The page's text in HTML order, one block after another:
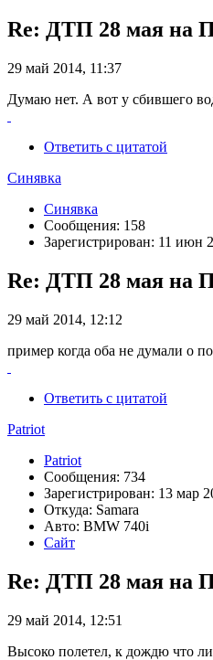
Re: ДТП 28 мая на
29 май 2014, 11:37
Думаю нет. А вот у сбившего
Ответить с цитатой
Синявка
Синявка
Сообщения: 158
Зарегистрирован: 11 июн
Re: ДТП 28 мая на
29 май 2014, 12:12
пример когда оба не думали о
Ответить с цитатой
Patriot
Patriot
Сообщения: 734
Зарегистрирован: 13 мар
Откуда: Samara
Авто: BMW 740i
Сайт
Re: ДТП 28 мая на
29 май 2014, 12:51
Высоко полетел, к дождю что